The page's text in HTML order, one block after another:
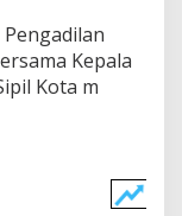
Kepala
Kota m